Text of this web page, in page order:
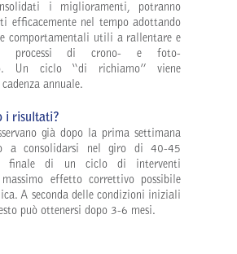
i miglioramenti, potranno
efficacemente nel tempo adottando
comportamentali utili a rallentare e
i processi di crono- e foto-
Un ciclo “di richiamo” viene
annuale.
i risultati?
già dopo la prima settimana
a consolidarsi nel giro di 40-45
finale di un ciclo di interventi
effetto correttivo possibile
A seconda delle condizioni iniziali
può ottenersi dopo 3-6 mesi.